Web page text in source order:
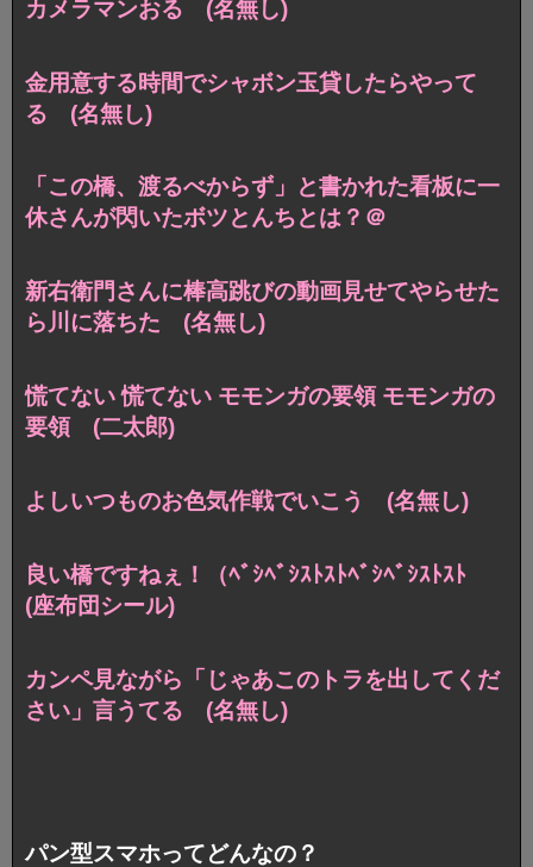
カメラマンおる (名無し)
金用意する時間でシャボン玉貸したらやって
る (名無し)
「この橋、渡るべからず」と書かれた看板に一
休さんが閃いたボツとんちとは？＠
新右衛門さんに棒高跳びの動画見せてやらせた
ら川に落ちた (名無し)
慌てない 慌てない モモンガの要領 モモンガの
要領 (二太郎)
よしいつものお色気作戦でいこう (名無し)
良い橋ですねぇ！（ﾍﾞｼﾍﾞｼｽﾄｽﾄﾍﾞｼﾍﾞｼｽﾄｽﾄ
(座布団シール)
カンペ見ながら「じゃあこのトラを出してくだ
さい」言うてる (名無し)
パン型スマホってどんなの？